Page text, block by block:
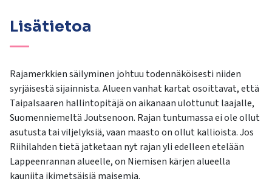
Lisätietoa
Rajamerkkien säilyminen johtuu todennäköisesti niiden
syrjäisestä sijainnista. Alueen vanhat kartat osoittavat, että
Taipalsaaren hallintopitäjä on aikanaan ulottunut laajalle,
Suomenniemeltä Joutsenoon. Rajan tuntumassa ei ole ollut
asutusta tai viljelyksiä, vaan maasto on ollut kallioista. Jos
Riihilahden tietä jatketaan nyt rajan yli edelleen etelään
Lappeenrannan alueelle, on Niemisen kärjen alueella
kauniita ikimetsäisiä maisemia.